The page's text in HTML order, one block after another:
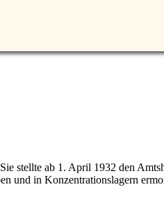
stellte ab 1. April 1932 den
und in Konzentrationslagern